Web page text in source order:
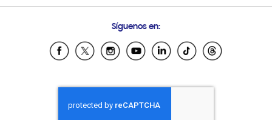
Samsung Ecuador
Samsung El Salvador
Samsung Honduras
Samsung Nicaragua
Síguenos en: